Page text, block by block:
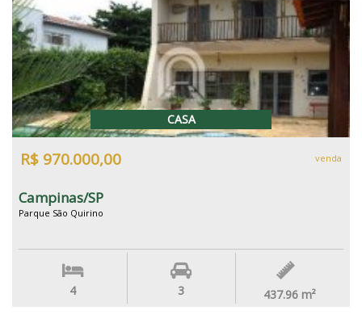
CASA
R$ 970.000,00 venda
Campinas/SP
Parque São Quirino
4 3 437.96 m²